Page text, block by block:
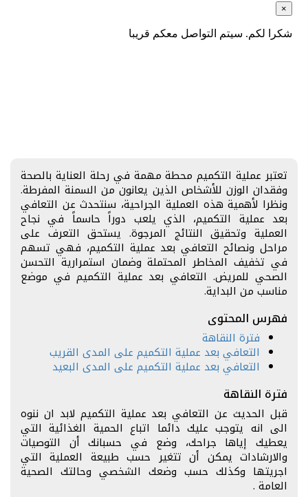
تعتبر عملية التكميم محطة مهمة في رحلة العناية بالصحة
وفقدان الوزن للأشخاص الذين يعانون من السمنة المفرطة.
ونظرا لأهمية هذه العملية الجراحية، سنتحدث عن التعافي
بعد عملية التكميم، الذي يلعب دوراً حاسماً في نجاح
العملية وتحقيق النتائج المرجوة. يستحق التعرف على
مراحل ونصائح التعافي بعد عملية التكميم، فهي تسهم
في تخفيف المخاطر المحتملة وضمان استمرارية التحسن
الصحي للمريض. التعافي بعد عملية التكميم في موضع
مناسب من البداية.
فهرس المحتوى
فترة النقاهة
التعافي بعد عملية التكميم على المدى القريب
التعافي بعد عملية التكميم على المدى البعيد
فترة النقاهة
قبل الحديث عن التعافي بعد عملية التكميم لابد ان ننوه
الى انه يتوجب عليك دائما اتباع الحمية الغذائية التي
يعطيك إياها جراحك، وضع في حسبانك أن التوصيات
والارشادات يمكن أن تتغير حسب طبيعة العملية التي
اجريتها وكذلك حسب وضعك الشخصي وحالتك الصحية
العامة .